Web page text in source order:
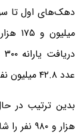
عدد ۴۲.۸ میلیون نفر بود که در ماه‌های بعد افزایش پیدا کرد.